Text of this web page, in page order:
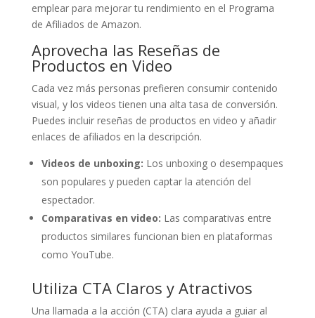
emplear para mejorar tu rendimiento en el Programa
de Afiliados de Amazon.
Aprovecha las Reseñas de
Productos en Video
Cada vez más personas prefieren consumir contenido
visual, y los videos tienen una alta tasa de conversión.
Puedes incluir reseñas de productos en video y añadir
enlaces de afiliados en la descripción.
Videos de unboxing: Los unboxing o desempaques
son populares y pueden captar la atención del
espectador.
Comparativas en video: Las comparativas entre
productos similares funcionan bien en plataformas
como YouTube.
Utiliza CTA Claros y Atractivos
Una llamada a la acción (CTA) clara ayuda a guiar al